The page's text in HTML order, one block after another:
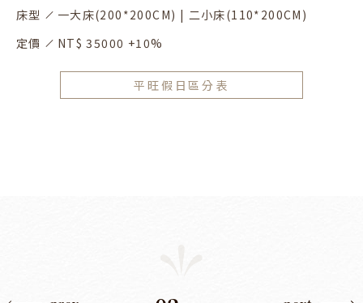
床型
一大床(200*200CM) | 二小床(110*200CM)
定價
NT$ 35000 +10%
平旺假日區分表